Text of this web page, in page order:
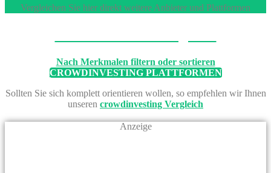
Vergleichen Sie hier direkt weitere Anbieter und Plattformen
Nach Merkmalen filtern oder sortieren
CROWDINVESTING PLATTFORMEN
Sollten Sie sich komplett orientieren wollen, so empfehlen wir Ihnen
unseren crowdinvesting Vergleich
Anzeige